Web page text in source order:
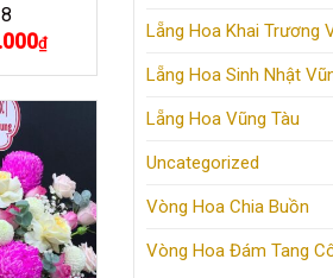
Lẵng Hoa Khai Trương
Lẵng Hoa Sinh Nhật
Lẵng Hoa Vũng Tàu
Uncategorized
Vòng Hoa Chia Buồn
Vòng Hoa Đám Tang
₫Giá
hiện
tại
900.000₫.